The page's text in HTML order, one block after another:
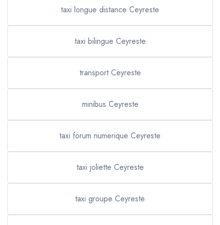
taxi longue distance Ceyreste
taxi bilingue Ceyreste
transport Ceyreste
minibus Ceyreste
taxi forum numerique Ceyreste
taxi joliette Ceyreste
taxi groupe Ceyreste